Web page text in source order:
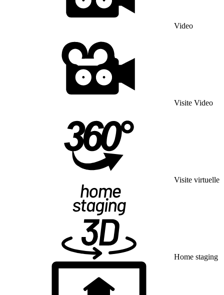
Video
Visite Video
Visite virtuelle
Home staging